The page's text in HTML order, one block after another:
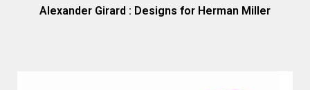
Alexander Girard : Designs for Herman Miller